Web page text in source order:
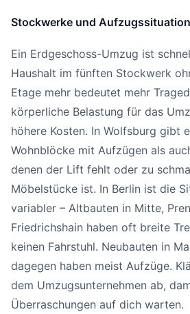
Stockwerke und Aufzugssituation
Ein Erdgeschoss-Umzug ist
Haushalt im fünften Stockwerk
Etage mehr bedeutet mehr
körperliche Belastung für das
höhere Kosten. In Wolfsburg gibt
Wohnblöcke mit Aufzügen als
denen der Lift fehlt oder zu
Möbelstücke ist. In Berlin ist die
variabler – Altbauten in Mitte,
Friedrichshain haben oft breite
keinen Fahrstuhl. Neubauten in
dagegen haben meist Aufzüge.
dem Umzugsunternehmen ab,
Überraschungen auf dich warten.